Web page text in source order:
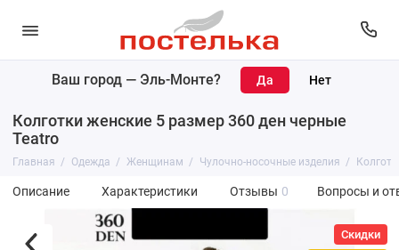
Ваш город — Эль-Монте?
Колготки женские 5 размер 360 ден черные
Teatro
Главная Одежда Женщинам Чулочно-носочные изделия
Описание Характеристики Отзывы 0 Вопросы и
Скидки